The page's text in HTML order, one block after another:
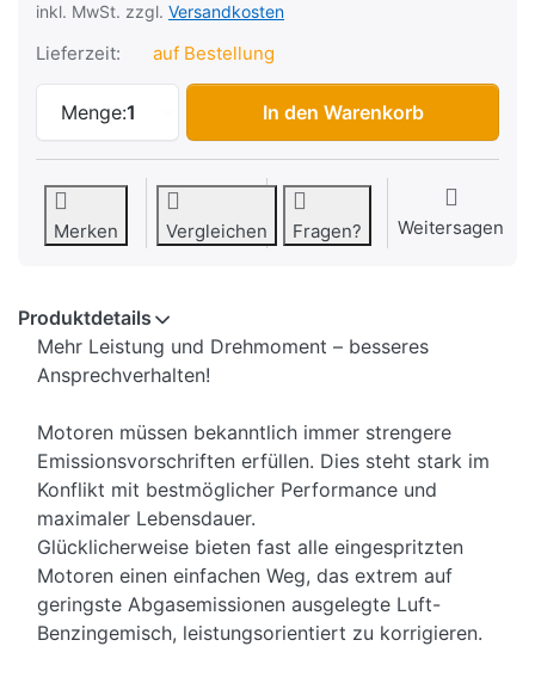
inkl. MwSt. zzgl. Versandkosten
Lieferzeit: auf Bestellung
Menge:1
Lambda-Emulator Malossi Piaggio
In den Warenkorb
Merken Vergleichen Fragen? Weitersagen
Produktdetails
Mehr Leistung und Drehmoment – besseres
Ansprechverhalten!
Motoren müssen bekanntlich immer strengere
Emissionsvorschriften erfüllen. Dies steht stark im
Konflikt mit bestmöglicher Performance und
maximaler Lebensdauer.
Glücklicherweise bieten fast alle eingespritzten
Motoren einen einfachen Weg, das extrem auf
geringste Abgasemissionen ausgelegte Luft-
Benzingemisch, leistungsorientiert zu korrigieren.